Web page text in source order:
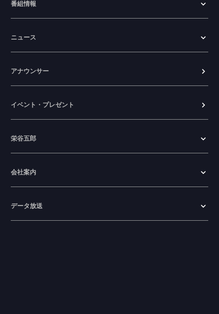
番組情報
ニュース
アナウンサー
イベント・プレゼント
栄谷五郎
会社案内
データ放送